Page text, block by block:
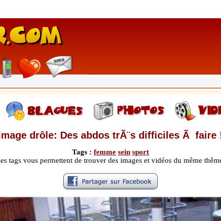
drôle: Des abdos trÃ¨s difficiles Ã faire
Tags : femme sein sport
tags vous permettent de trouver des images et vidéos du même